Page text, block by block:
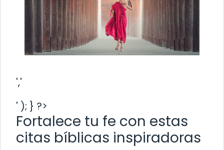
','
' ); } ?>
Fortalece tu fe con estas
citas bíblicas inspiradoras